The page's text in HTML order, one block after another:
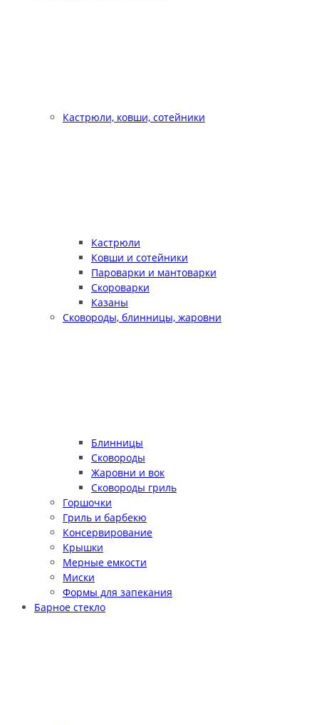
Кастрюли, ковши, сотейники
Кастрюли
Ковши и сотейники
Пароварки и мантоварки
Скороварки
Казаны
Сковороды, блинницы, жаровни
Блинницы
Сковороды
Жаровни и вок
Сковороды гриль
Горшочки
Гриль и барбекю
Консервирование
Крышки
Мерные емкости
Миски
Формы для запекания
Барное стекло